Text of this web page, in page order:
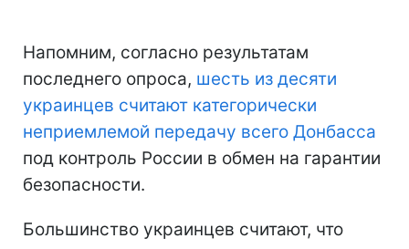
Напомним, согласно результатам
последнего опроса, шесть из десяти
украинцев считают категорически
неприемлемой передачу всего Донбасса
под контроль России в обмен на гарантии
безопасности.
Большинство украинцев считают, что